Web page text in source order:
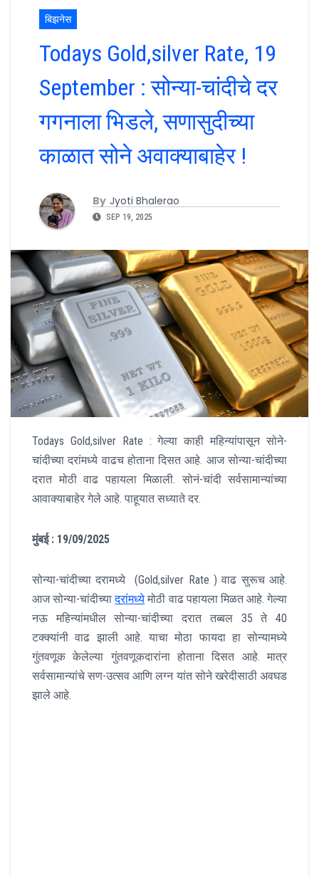
बिझनेस
Todays Gold,silver Rate, 19
September : सोन्या-चांदीचे दर
गगनाला भिडले, सणासुदीच्या
काळात सोने अवाक्याबाहेर !
By Jyoti Bhalerao
SEP 19, 2025
Todays Gold,silver Rate : गेल्या काही महिन्यांपासून सोने-
चांदीच्या दरांमध्ये वाढच होताना दिसत आहे. आज सोन्या-चांदीच्या
दरात मोठी वाढ पहायला मिळाली. सोनं-चांदी सर्वसामान्यांच्या
आवाक्याबाहेर गेले आहे. पाहूयात सध्याते दर.
मुंबई : 19/09/2025
सोन्या-चांदीच्या दरामध्ये (Gold,silver Rate ) वाढ सुरूच आहे.
आज सोन्या-चांदीच्यादरांमध्ये मोठी वाढ पहायला मिळत आहे. गेल्या
नऊ महिन्यांमधील सोन्या-चांदीच्या दरात तब्बल 35 ते 40
टक्क्यांनी वाढ झाली आहे. याचा मोठा फायदा हा सोन्यामध्ये
गुंतवणूक केलेल्या गुंतवणूकदारांना होताना दिसत आहे. मात्र
सर्वसामान्यांचे सण-उत्सव आणि लग्न यांत सोने खरेदीसाठी अवघड
झाले आहे.